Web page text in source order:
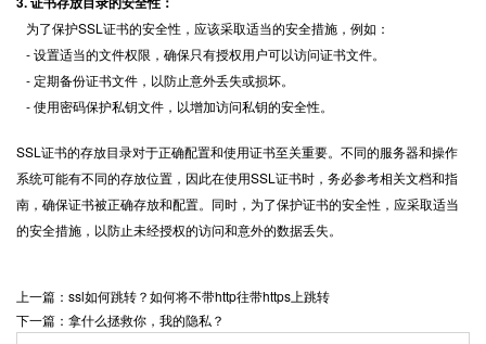
为了保护SSL证书的安全性，应该采取适当的安全措施，例如：
- 设置适当的文件权限，确保只有授权用户可以访问证书文件。
- 定期备份证书文件，以防止意外丢失或损坏。
- 使用密码保护私钥文件，以增加访问私钥的安全性。
SSL证书的存放目录对于正确配置和使用证书至关重要。不同的服务器和操作
系统可能有不同的存放位置，因此在使用SSL证书时，务必参考相关文档和指
南，确保证书被正确存放和配置。同时，为了保护证书的安全性，应采取适当
的安全措施，以防止未经授权的访问和意外的数据丢失。
上一篇：ssl如何跳转？如何将不带http往带https上跳转
下一篇：拿什么拯救你，我的隐私？